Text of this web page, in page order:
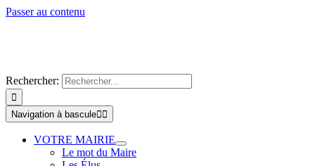
Passer au contenu
Rechercher:
Navigation à bascule
VOTRE MAIRIE
Le mot du Maire